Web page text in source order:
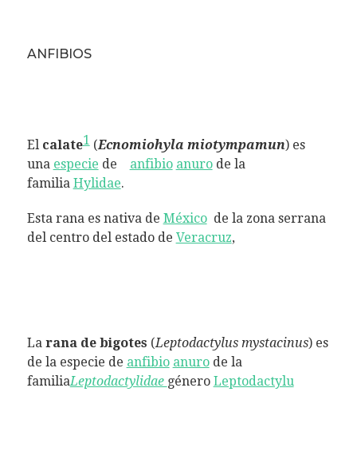
ANFIBIOS
El calate1(Ecnomiohyla miotympamun) es
una especie de anfibio anurode la
familia Hylidae.
Esta rana es nativa de Méxicode la zona serrana
del centro del estado de Veracruz,
La rana de bigotes (Leptodactylus mystacinus) es
de la especie de anfibio anurode la
familiaLeptodactylidae género Leptodactylu